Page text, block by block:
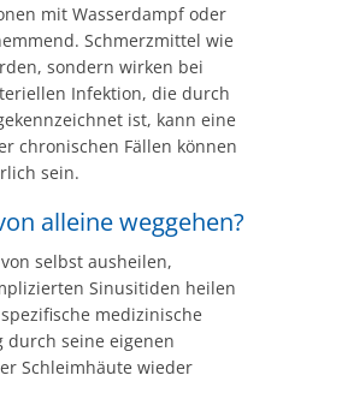
mit Wasserdampf oder
Schmerzmittel wie
sondern wirken bei
Infektion, die durch
ist, kann eine
chronischen Fällen können
sein.
alleine weggehen?
selbst ausheilen,
Sinusitiden heilen
medizinische
durch seine eigenen
Schleimhäute wieder